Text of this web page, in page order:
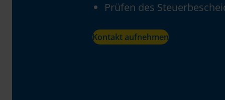
Prüfen des
Kontakt aufnehmen